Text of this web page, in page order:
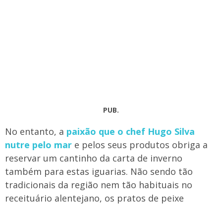
PUB.
No entanto, a paixão que o chef Hugo Silva
nutre pelo mar e pelos seus produtos obriga a
reservar um cantinho da carta de inverno
também para estas iguarias. Não sendo tão
tradicionais da região nem tão habituais no
receituário alentejano, os pratos de peixe